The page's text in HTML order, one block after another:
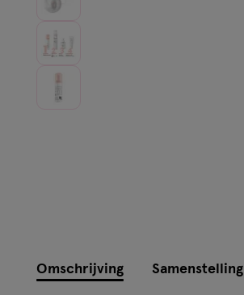
Omschrijving Samenstelling